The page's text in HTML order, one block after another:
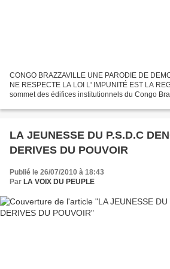
CONGO BRAZZAVILLE UNE PARODIE DE
NE RESPECTE LA LOI L' IMPUNITÉ EST LA
sommet des édifices institutionnels du Congo
LA JEUNESSE DU P.S.D.C
DERIVES DU POUVOIR
Publié le 26/07/2010 à 18:43
Par LA VOIX DU PEUPLE